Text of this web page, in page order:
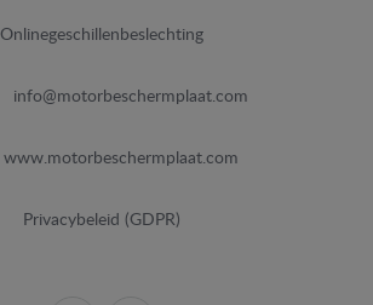
Onlinegeschillenbeslechting
info@motorbeschermplaat.com
www.motorbeschermplaat.com
Privacybeleid (GDPR)